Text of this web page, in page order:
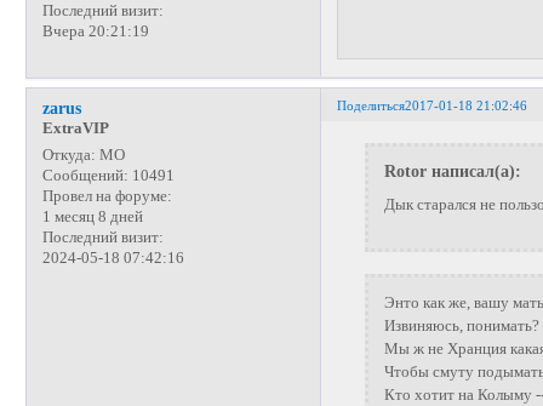
Последний визит:
Вчера 20:21:19
Поделиться2017-01-18 21:02:46
zarus
ExtraVIP
Откуда: МО
Сообщений: 10491
Провел на форуме:
1 месяц 8 дней
Последний визит:
2024-05-18 07:42:16
Rotor написал(а):
Дык старался не
Энто как же, вашу
Извиняюсь, понимать?
Мы ж не Хранция
Чтобы смуту
Кто хотит на Колыму